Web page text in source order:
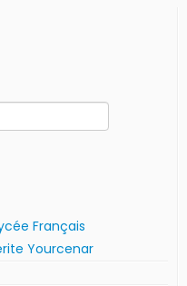
Français
Yourcenar